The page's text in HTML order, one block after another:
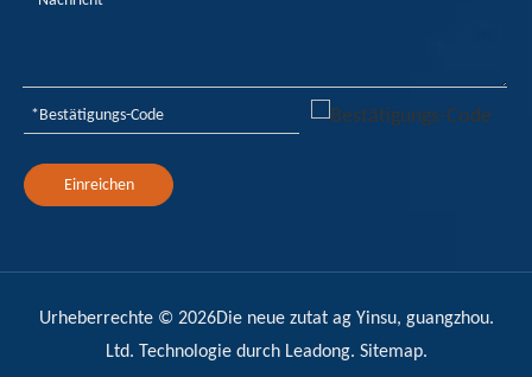
Einreichen
Urheberrechte © 2026Die neue zutat ag Yinsu, guangzhou.
Ltd. Technologie durch Leadong. Sitemap.